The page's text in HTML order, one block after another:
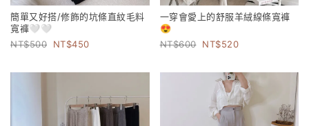
簡單又好搭/修飾的坑條直紋毛料
寬褲🤍🤍
500
450
一穿會愛上的舒服羊絨線條寬褲
😍
600
520